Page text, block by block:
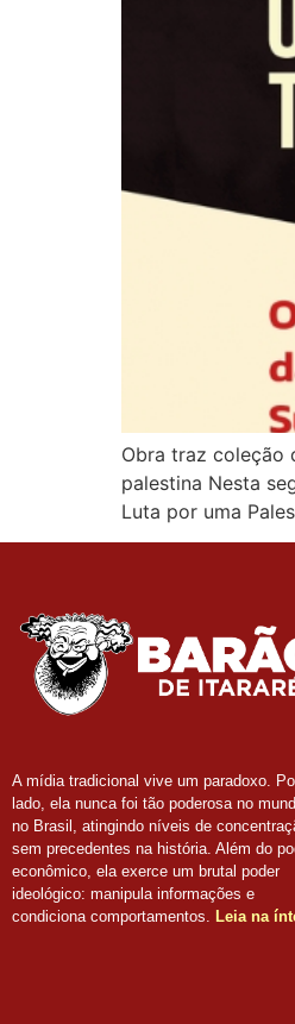
Obra traz coleção
palestina Nesta
Luta por uma
A mídia tradicional vive um paradoxo.
lado, ela nunca foi tão poderosa no
no Brasil, atingindo níveis de
sem precedentes na história. Além do
econômico, ela exerce um brutal poder
ideológico: manipula informações e
condiciona comportamentos.
Leia na